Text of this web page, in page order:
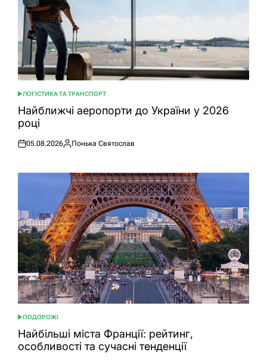
ОПУБЛІКУВАТИ
У
ЛОГІСТИКА ТА ТРАНСПОРТ
Найближчі аеропорти до України у 2026
році
Оприлюднено
05.08.2026
Опубліковано
Понька Святослав
ОПУБЛІКУВАТИ
У
ПОДОРОЖІ
Найбільші міста Франції: рейтинг,
особливості та сучасні тенденції